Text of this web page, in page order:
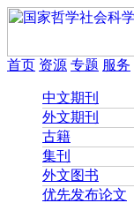
首页 资源 专题 服务
中文期刊
外文期刊
古籍
集刊
外文图书
优先发布论文